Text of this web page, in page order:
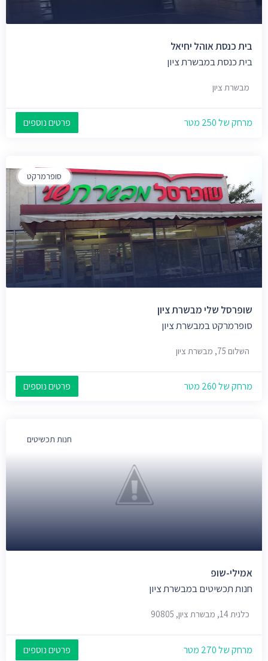
בית כנסת אוהל יחיאל
בית כנסת במבשרת ציון
מבשרת ציון
מרחק של 250 מטר פרטים נוספים
סופרמרקט
שופרסל שלי מבשרת ציון
סופרמרקט במבשרת ציון
השלום 75, מבשרת ציון
מרחק של 260 מטר פרטים נוספים
חנות תכשיטים
אמילי-שופ
חנות תכשיטים במבשרת ציון
כלנית 14, מבשרת ציון, 90805
מרחק של 270 מטר פרטים נוספים